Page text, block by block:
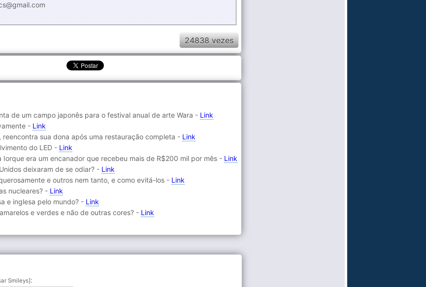
24838 vezes
de um campo japonês para o festival anual de arte Wara - Link
- Link
reencontra sua dona após uma restauração completa - Link
do LED - Link
era um encanador que recebeu mais de R$200 mil por mês - Link
deixaram de se odiar? - Link
e outros nem tanto, e como evitá-los - Link
nucleares? - Link
e inglesa pelo mundo? - Link
e verdes e não de outras cores? - Link
Smileys] :